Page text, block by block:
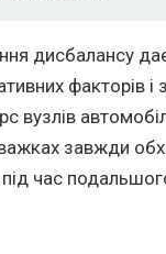
дисбалансу
факторів і
вузлів
завжди
час